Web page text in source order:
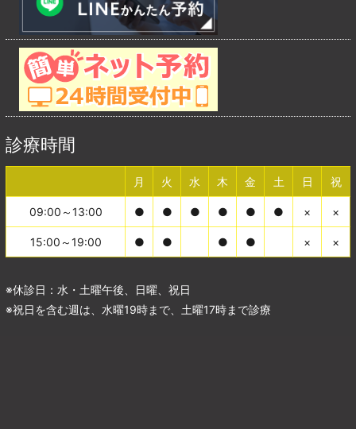
診療時間
月 火 水 木 金 土 日 祝
09:00～13:00 ● ● ● ● ● ● × ×
15:00～19:00 ● ● ● ● × ×
※休診日：水・土曜午後、日曜、祝日
※祝日を含む週は、水曜19時まで、土曜17時まで診療